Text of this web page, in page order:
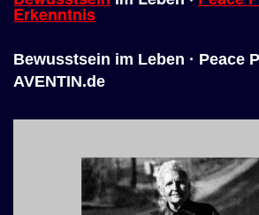
Erkenntnis
Bewusstsein im Leben · Peace
AVENTIN.de